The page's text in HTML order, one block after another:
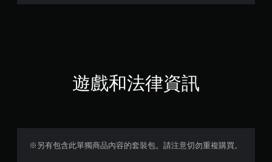
6
分
遊戲和法律資訊
※另有包含此單獨商品內容的套裝包。請注意切勿重複購買。